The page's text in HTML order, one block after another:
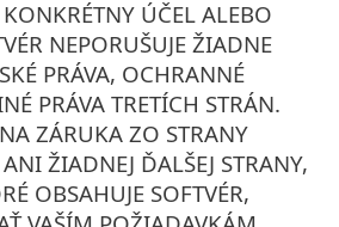
ÚČEL ALEBO
NEPORUŠUJE ŽIADNE
PRÁVA, OCHRANNÉ
PRÁVA TRETÍCH STRÁN.
ZÁRUKA ZO STRANY
ŽIADNEJ ĎALŠEJ STRANY,
OBSAHUJE SOFTVÉR,